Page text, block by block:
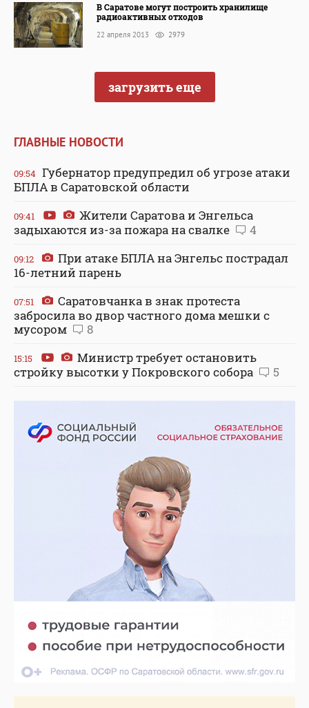
В Саратове могут построить хранилище
радиоактивных отходов
22 апреля 2013 2979
загрузить еще
ГЛАВНЫЕ НОВОСТИ
09:54 Губернатор предупредил об угрозе атаки
БПЛА в Саратовской области
09:41
Жители Саратова и Энгельса
задыхаются из-за пожара на свалке
4
09:12
При атаке БПЛА на Энгельс пострадал
16-летний парень
07:51
Саратовчанка в знак протеста
забросила во двор частного дома мешки с
мусором
8
15:15
Министр требует остановить
стройку высотки у Покровского собора
5